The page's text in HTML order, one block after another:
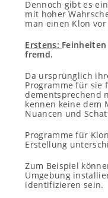
Dennoch gibt es
mit hoher
man einen Klon
Erstens:
fremd.
Da ursprünglich
Programme für sie
dementsprechend
kennen keine dem
Nuancen und
Programme für
Erstellung
Zum Beispiel
Umgebung
identifizieren sein.